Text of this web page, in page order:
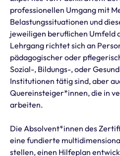
professionellen Umgang mit
Belastungssituationen und
jeweiligen beruflichen Umfeld
Lehrgang richtet sich an
pädagogischer oder
Sozial-, Bildungs-, oder
Institutionen tätig sind, aber
Quereinsteiger*innen, die in
arbeiten.
Die Absolvent*innen des
eine fundierte
stellen, einen Hilfeplan